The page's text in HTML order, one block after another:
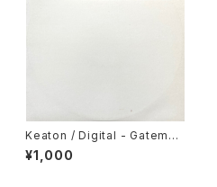
Keaton / Digital - Gateman
(Keaton Remix) / Get Loos
e [Phantom Audio / 2003]
¥1,000